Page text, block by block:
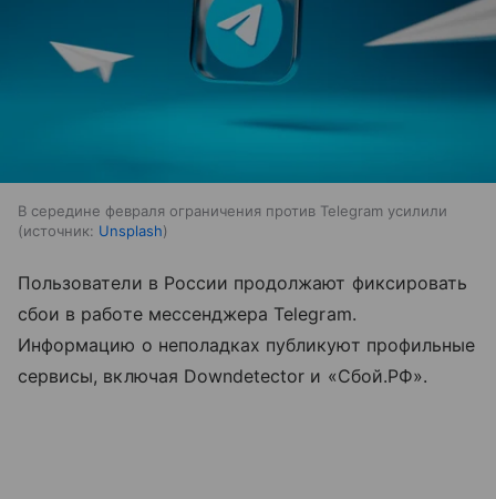
В середине февраля ограничения против Telegram усилили
источник: Unsplash
Пользователи в России продолжают фиксировать
сбои в работе мессенджера Telegram.
Информацию о неполадках публикуют профильные
сервисы, включая Downdetector и «Сбой.РФ».